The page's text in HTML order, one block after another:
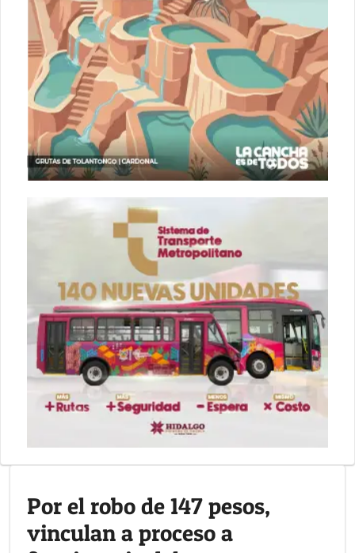
Por el robo de 147 pesos,
vinculan a proceso a